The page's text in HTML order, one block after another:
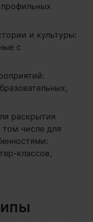
и культуры:
с
раскрытия
том числе для
классов,